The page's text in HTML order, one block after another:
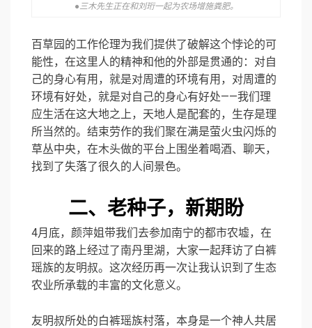
●三木先生正在和刘珩一起为农场增施粪肥。
百草园的工作伦理为我们提供了破解这个悖论的可
能性，在这里人的精神和他的外部是贯通的：对自
己的身心有用，就是对周遭的环境有用，对周遭的
环境有好处，就是对自己的身心有好处——我们理
应生活在这大地之上，天地人是配套的，生存是理
所当然的。结束劳作的我们聚在满是萤火虫闪烁的
草丛中央，在木头做的平台上围坐着喝酒、聊天，
找到了失落了很久的人间景色。
二、老种子，新期盼
4月底，颜萍姐带我们去参加南宁的都市农墟，在
回来的路上经过了南丹里湖，大家一起拜访了白裤
瑶族的友明叔。这次经历再一次让我认识到了生态
农业所承载的丰富的文化意义。
友明叔所处的白裤瑶族村落，本身是一个神人共居